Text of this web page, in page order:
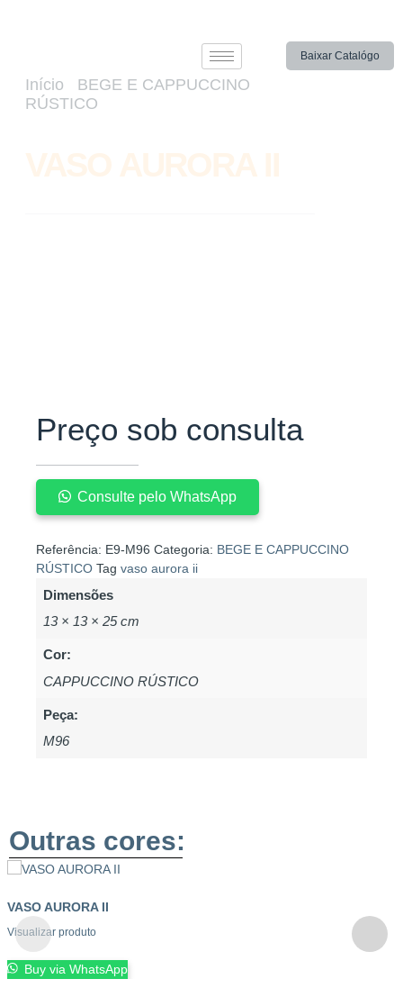
Baixar Catalógo
Início
BEGE E CAPPUCCINO
RÚSTICO
Preço sob consulta
Consulte pelo WhatsApp
Referência: E9-M96 Categoria: BEGE E CAPPUCCINO
RÚSTICO Tag vaso aurora ii
Dimensões
13 × 13 × 25 cm
Cor:
CAPPUCCINO RÚSTICO
Peça:
M96
Outras cores:
VASO AURORA II
Visualizar produto
Buy via WhatsApp